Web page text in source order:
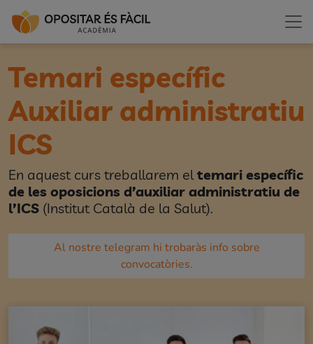
Temari específic
Auxiliar administratiu
ICS
En aquest curs treballarem el temari específic
de les oposicions d’auxiliar administratiu de
l’ICS (Institut Català de la Salut).
Al nostre telegram hi trobaràs info sobre
convocatòries.